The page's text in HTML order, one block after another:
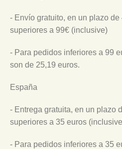
- Envío gratuito, en un plazo
superiores a 99€ (inclusive)
- Para pedidos inferiores a 99
son de 25,19 euros.
España
- Entrega gratuita, en un plazo
superiores a 35 euros
- Para pedidos inferiores a 35